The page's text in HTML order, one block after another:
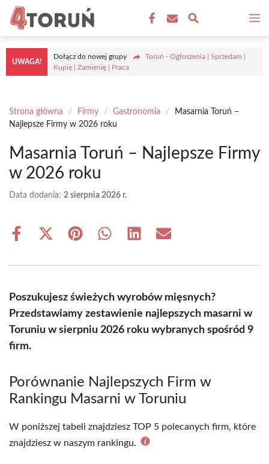
Przejdź
treści
UWAGA!
Dołącz do nowej grupy
Toruń - Ogłoszenia | Sprzedam |
Kupię | Zamienię | Praca
Strona główna / Firmy / Gastronomia /
Masarnia Toruń –
Najlepsze Firmy w 2026 roku
Masarnia Toruń – Najlepsze Firmy
w 2026 roku
Data dodania: 2 sierpnia 2026 r.
Share
Share
(Twitter)
Share Share Share Share
Poszukujesz świeżych wyrobów mięsnych?
Przedstawiamy zestawienie najlepszych masarni w
Toruniu w sierpniu 2026 roku wybranych spośród 9
firm.
Porównanie Najlepszych Firm w
Rankingu Masarni w Toruniu
W poniższej tabeli znajdziesz TOP 5 polecanych firm, które
znajdziesz w naszym rankingu.